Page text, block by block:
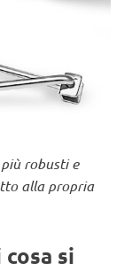
robusti e
alla propria
si